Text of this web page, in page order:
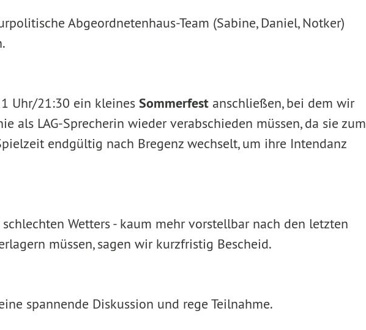
Abgeordnetenhaus-Team (Sabine, Daniel, Notker)
Uhr/21:30 ein kleines Sommerfest anschließen, bei dem wir
als LAG-Sprecherin wieder verabschieden müssen, da sie zum
endgültig nach Bregenz wechselt, um ihre Intendanz
Wetters - kaum mehr vorstellbar nach den letzten
müssen, sagen wir kurzfristig Bescheid.
spannende Diskussion und rege Teilnahme.